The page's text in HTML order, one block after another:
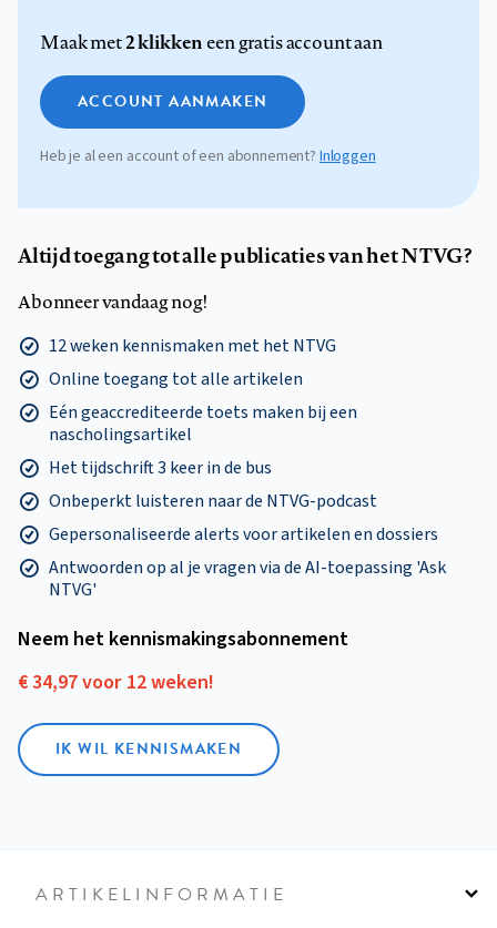
Maak met2 klikkeneen gratis account aan
ACCOUNT AANMAKEN
Heb je al een account of een abonnement? Inloggen
Altijd toegang tot alle publicaties van het NTVG?
Abonneer vandaag nog!
12 weken kennismaken met het NTVG
Online toegang tot alle artikelen
Eén geaccrediteerde toets maken bij een
nascholingsartikel
Het tijdschrift 3 keer in de bus
Onbeperkt luisteren naar de NTVG-podcast
Gepersonaliseerde alerts voor artikelen en dossiers
Antwoorden op al je vragen via de AI-toepassing 'Ask
NTVG'
Neem het kennismakings­abonnement
€ 34,97 voor 12 weken!
IK WIL KENNISMAKEN
ARTIKELINFORMATIE